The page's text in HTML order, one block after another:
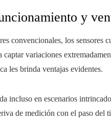
y
convencionales, los sensores
captar variaciones
les brinda ventajas evidentes.
incluso en escenarios
de medición con el paso del